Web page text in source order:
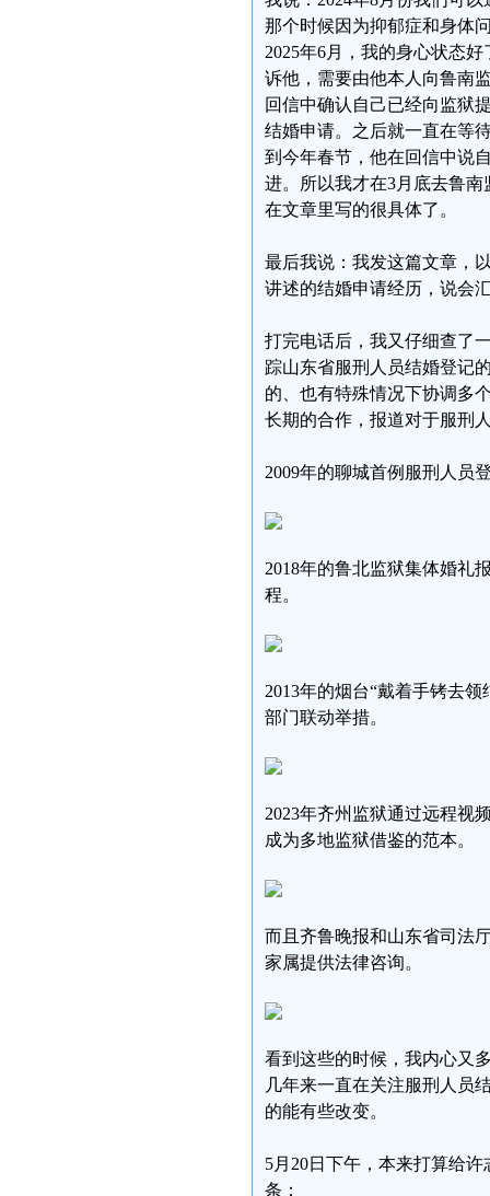
那个时候因为抑郁症和身体
2025年6月，我的身心状态
诉他，需要由他本人向鲁南
回信中确认自己已经向监狱
结婚申请。之后就一直在等
到今年春节，他在回信中说
进。所以我才在3月底去鲁
在文章里写的很具体了。
最后我说：我发这篇文章，
讲述的结婚申请经历，说会
打完电话后，我又仔细查了
踪山东省服刑人员结婚登记
的、也有特殊情况下协调多
长期的合作，报道对于服刑
2009年的聊城首例服刑人员
2018年的鲁北监狱集体婚礼
程。
2013年的烟台“戴着手铐去
部门联动举措。
2023年齐州监狱通过远程视
成为多地监狱借鉴的范本。
而且齐鲁晚报和山东省司法
家属提供法律咨询。
看到这些的时候，我内心又
几年来一直在关注服刑人员
的能有些改变。
5月20日下午，本来打算给
条：